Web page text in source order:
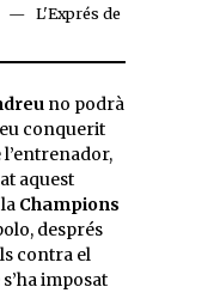
L'Exprés de
no podrà
conquerit
l’entrenador,
aquest
Champions
després
contra el
imposat